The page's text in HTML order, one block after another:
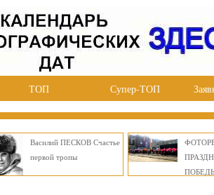
ТОП Супер-ТОП
Василий ПЕСКОВ Счастье
первой тропы